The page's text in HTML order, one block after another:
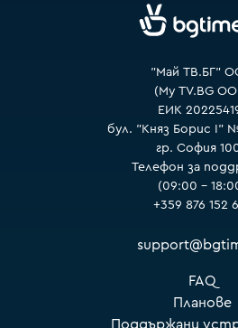
"Май ТВ.БГ"
(My TV.BG
ЕИК
бул. "Княз Борис I"
гр. София
Телефон за
(09:00 –
+359 876 152
FAQ
Планове
Поддържани